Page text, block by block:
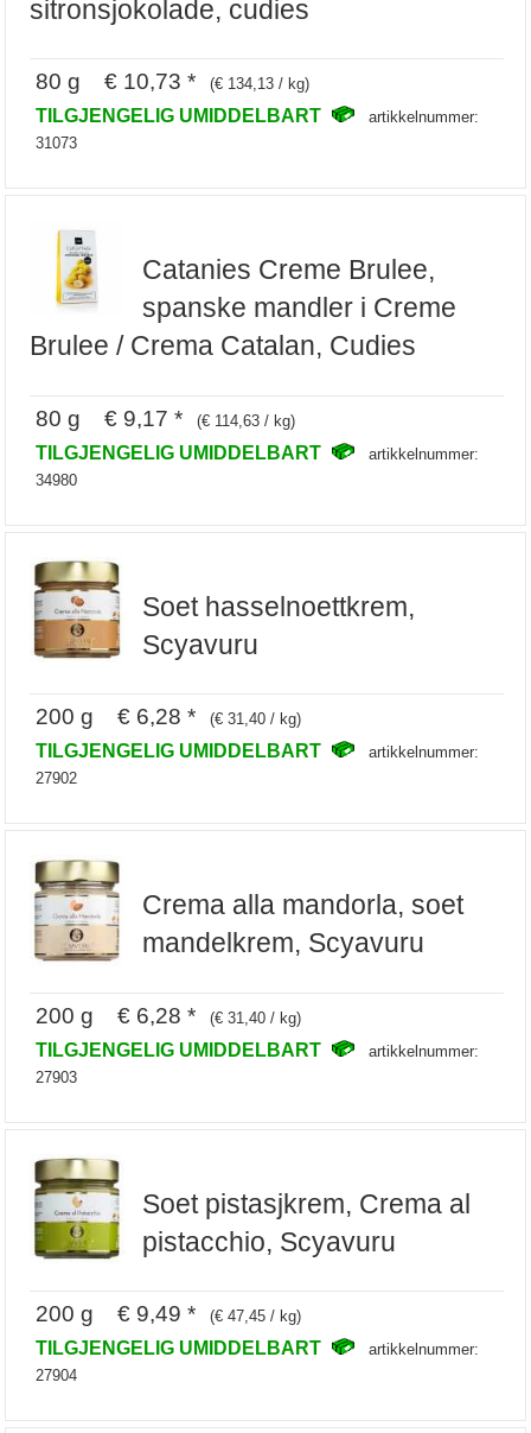
sitronsjokolade, cudies
80 g € 10,73 * (€ 134,13 / kg)
TILGJENGELIG UMIDDELBART
artikkelnummer:
31073
Catanies Creme Brulee,
spanske mandler i Creme
Brulee / Crema Catalan, Cudies
80 g € 9,17 * (€ 114,63 / kg)
TILGJENGELIG UMIDDELBART
artikkelnummer:
34980
Soet hasselnoettkrem,
Scyavuru
200 g € 6,28 * (€ 31,40 / kg)
TILGJENGELIG UMIDDELBART
artikkelnummer:
27902
Crema alla mandorla, soet
mandelkrem, Scyavuru
200 g € 6,28 * (€ 31,40 / kg)
TILGJENGELIG UMIDDELBART
artikkelnummer:
27903
Soet pistasjkrem, Crema al
pistacchio, Scyavuru
200 g € 9,49 * (€ 47,45 / kg)
TILGJENGELIG UMIDDELBART
artikkelnummer:
27904